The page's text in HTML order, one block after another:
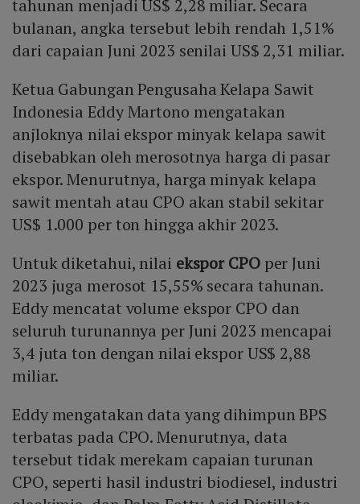
tahunan menjadi US$ 2,28 miliar. Secara
bulanan, angka tersebut lebih rendah 1,51%
dari capaian Juni 2023 senilai US$ 2,31 miliar.
Ketua Gabungan Pengusaha Kelapa Sawit
Indonesia Eddy Martono mengatakan
anjloknya nilai ekspor minyak kelapa sawit
disebabkan oleh merosotnya harga di pasar
ekspor. Menurutnya, harga minyak kelapa
sawit mentah atau CPO akan stabil sekitar
US$ 1.000 per ton hingga akhir 2023.
Untuk diketahui, nilai ekspor CPOper Juni
2023 juga merosot 15,55% secara tahunan.
Eddy mencatat volume ekspor CPO dan
seluruh turunannya per Juni 2023 mencapai
3,4 juta ton dengan nilai ekspor US$ 2,88
miliar.
Eddy mengatakan data yang dihimpun BPS
terbatas pada CPO. Menurutnya, data
tersebut tidak merekam capaian turunan
CPO, seperti hasil industri biodiesel, industri